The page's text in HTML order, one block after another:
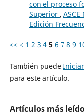
con el proceso
Superior ,
Edición
<< < 1 2 3 4 5 6 7 8 9
También puede
para este artículo.
Artículos más